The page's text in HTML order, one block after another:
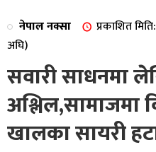
नेपाल नक्सा
प्रकाशित
अघि)
सवारी साधनमा
अश्लिल,सामाजमा
खालका सायरी